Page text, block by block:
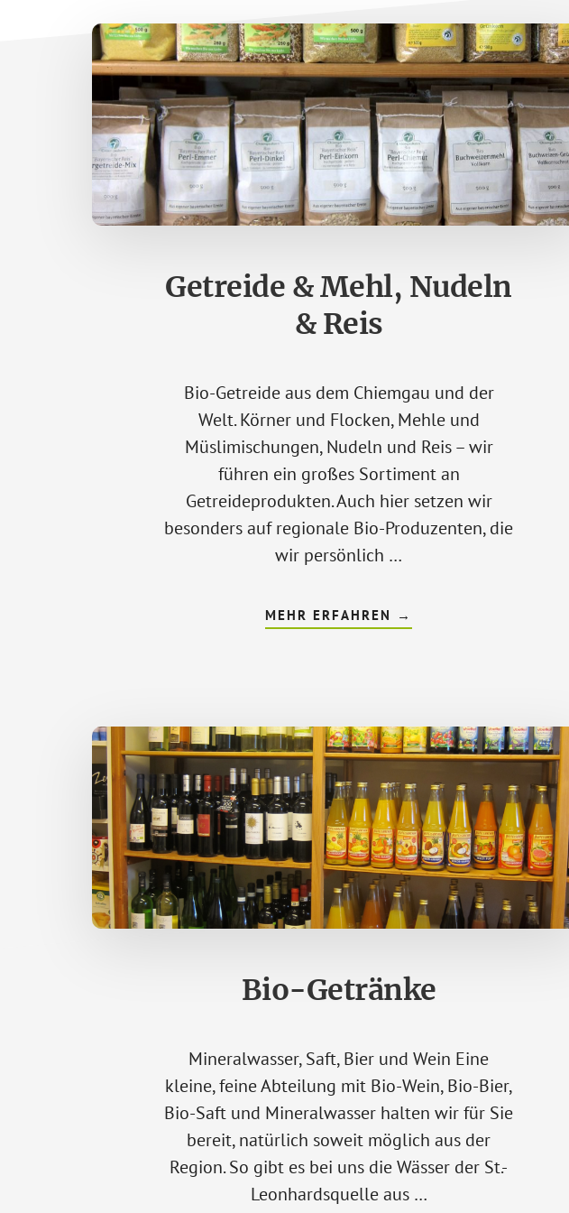
Getreide & Mehl, Nudeln
& Reis
Bio-Getreide aus dem Chiemgau und der
Welt. Körner und Flocken, Mehle und
Müslimischungen, Nudeln und Reis – wir
führen ein großes Sortiment an
Getreideprodukten. Auch hier setzen wir
besonders auf regionale Bio-Produzenten, die
wir persönlich …
MEHR ERFAHREN ÜBERGETREIDE
&
→
Bio-Getränke
Mineralwasser, Saft, Bier und Wein Eine
kleine, feine Abteilung mit Bio-Wein, Bio-Bier,
Bio-Saft und Mineralwasser halten wir für Sie
bereit, natürlich soweit möglich aus der
Region. So gibt es bei uns die Wässer der St.-
Leonhardsquelle aus …